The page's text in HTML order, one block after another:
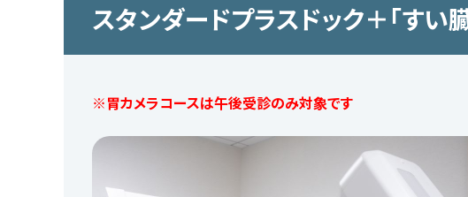
スタンダードプラスドック＋「すい
※胃カメラコースは午後受診のみ対象です